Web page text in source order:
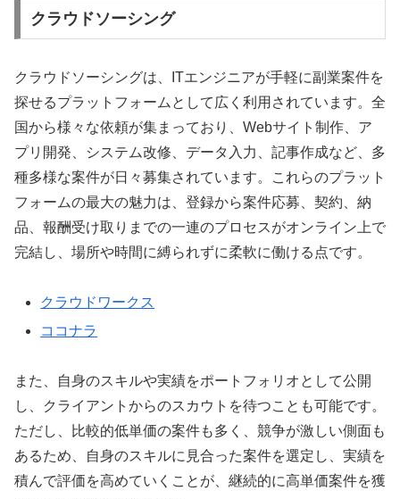
クラウドソーシング
クラウドソーシングは、ITエンジニアが手軽に副業案件を
探せるプラットフォームとして広く利用されています。全
国から様々な依頼が集まっており、Webサイト制作、ア
プリ開発、システム改修、データ入力、記事作成など、多
種多様な案件が日々募集されています。これらのプラット
フォームの最大の魅力は、登録から案件応募、契約、納
品、報酬受け取りまでの一連のプロセスがオンライン上で
完結し、場所や時間に縛られずに柔軟に働ける点です。
クラウドワークス
ココナラ
また、自身のスキルや実績をポートフォリオとして公開
し、クライアントからのスカウトを待つことも可能です。
ただし、比較的低単価の案件も多く、競争が激しい側面も
あるため、自身のスキルに見合った案件を選定し、実績を
積んで評価を高めていくことが、継続的に高単価案件を獲